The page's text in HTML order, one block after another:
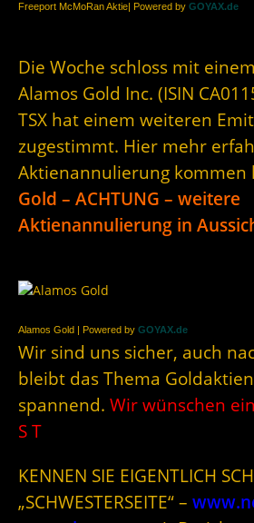
Freeport McMoRan Aktie| Powered by GOYAX.de
Die Woche schloss mit
Alamos Gold Inc. (ISIN
TSX hat einem weiteren
zugestimmt. Hier mehr
Aktienannulierung kommen
Gold – ACHTUNG – weitere
Aktienannulierung in
Alamos Gold | Powered by GOYAX.de
Wir sind uns sicher, auch
bleibt das Thema
spannend. Wir wünschen
S T
KENNEN SIE EIGENTLICH
„SCHWESTERSEITE“ –